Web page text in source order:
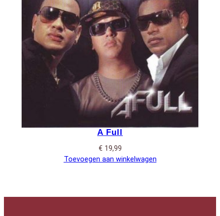
A Full
€ 19,99
Toevoegen aan winkelwagen